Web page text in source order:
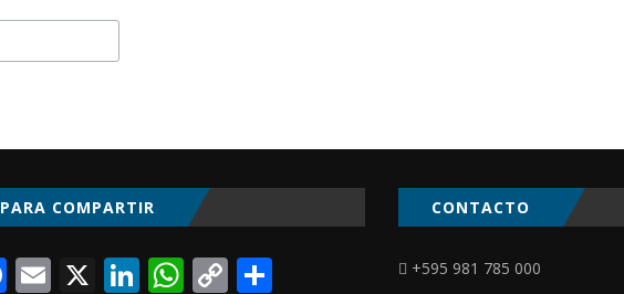
PARA COMPARTIR
Facebook
Email
X LinkedIn
WhatsApp
CopyCompartir
CONTACTO
+595 981 785 000